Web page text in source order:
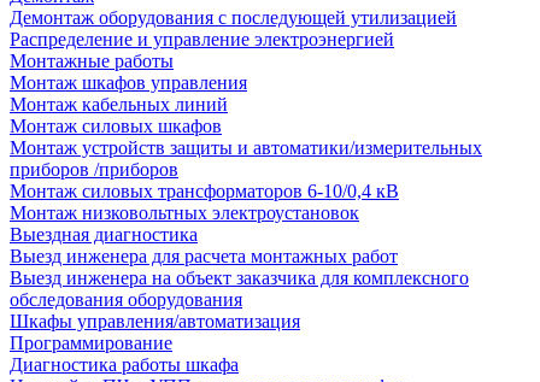
Демонтаж оборудования с последующей утилизацией
Распределение и управление электроэнергией
Монтажные работы
Монтаж шкафов управления
Монтаж кабельных линий
Монтаж силовых шкафов
Монтаж устройств защиты и автоматики/измерительных
приборов /приборов
Монтаж силовых трансформаторов 6-10/0,4 кВ
Монтаж низковольтных электроустановок
Выездная диагностика
Выезд инженера для расчета монтажных работ
Выезд инженера на объект заказчика для комплексного
обследования оборудования
Шкафы управления/автоматизация
Программирование
Диагностика работы шкафа